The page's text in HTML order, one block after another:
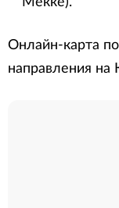
Онлайн-карта
направления на